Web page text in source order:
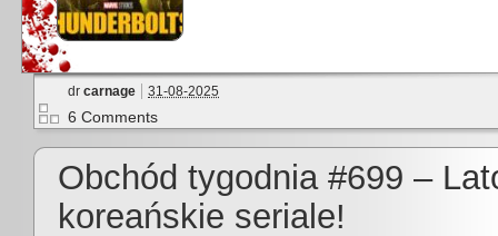
dr carnage 31-08-2025
6 Comments
Obchód tygodnia #699 –
koreańskie seriale!